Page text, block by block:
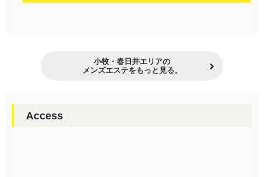
小牧・春日井エリアの
メンズエステをもっと見る。
Access